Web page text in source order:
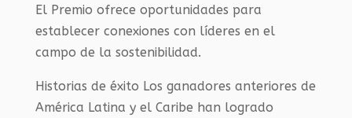
El Premio ofrece oportunidades para
establecer conexiones con líderes en el
campo de la sostenibilidad.
Historias de éxito Los ganadores anteriores de
América Latina y el Caribe han logrado